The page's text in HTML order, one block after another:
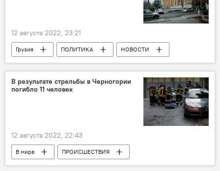
12 августа 2022, 23:21
Грузия ПОЛИТИКА
НОВОСТИ
Грузинская мечта - демократическая Грузия
Еврокомиссия
Парламент Грузии
Грузия против коррупции
В результате стрельбы в Черногории
погибло 11 человек
12 августа 2022, 22:43
В мире
ПРОИСШЕСТВИЯ
НОВОСТИ
Черногория